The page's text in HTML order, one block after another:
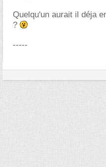
Quelqu'un aurait il déja
?
-----